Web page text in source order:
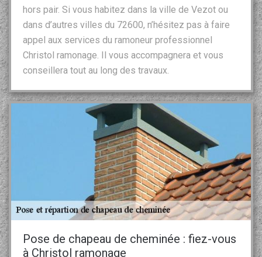
hors pair. Si vous habitez dans la ville de Vezot ou
dans d’autres villes du 72600, n’hésitez pas à faire
appel aux services du ramoneur professionnel
Christol ramonage. Il vous accompagnera et vous
conseillera tout au long des travaux.
Pose de chapeau de cheminée : fiez-vous
à Christol ramonage